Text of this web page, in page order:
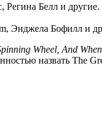
Белл и другие.
Энджела Бофилл и
Wheel, And
назвать The